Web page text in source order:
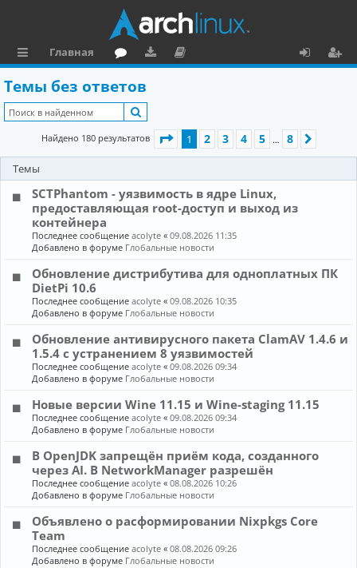
ы
л
и
Главная
ру
м
ру
зк
е
та
и
Темы без ответов
Найдено 180 результатов Страница из8
1 2 3 4 5 … 8
Темы
SCTPhantom - уязвимость в ядре Linux,
предоставляющая root-доступ и выход из
контейнера
Последнее сообщениеacolyte «09.08.2026 11:35
Добавлено в форуме Глобальные новости
Обновление дистрибутива для одноплатных ПК
DietPi 10.6
Последнее сообщениеacolyte «09.08.2026 10:35
Добавлено в форуме Глобальные новости
Обновление антивирусного пакета ClamAV 1.4.6 и
1.5.4 с устранением 8 уязвимостей
Последнее сообщениеacolyte «09.08.2026 09:34
Добавлено в форуме Глобальные новости
Новые версии Wine 11.15 и Wine-staging 11.15
Последнее сообщениеacolyte «09.08.2026 09:34
Добавлено в форуме Глобальные новости
В OpenJDK запрещён приём кода, созданного
через AI. В NetworkManager разрешён
Последнее сообщениеacolyte «08.08.2026 10:26
Добавлено в форуме Глобальные новости
Объявлено о расформировании Nixpkgs Core
Team
Последнее сообщениеacolyte «08.08.2026 09:26
Добавлено в форуме Глобальные новости